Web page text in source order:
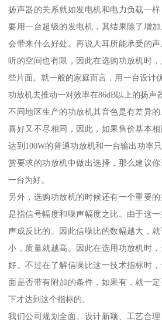
扬声器的关系就如发电机和电力负载一
要用一台超级的发电机，其结果除了增
会带来什么好处。再说人耳所能承受的
听的空间也有限，因此在选购功放机时
些片面。就一般的家庭而言，用一台设计
功放机去推动一对效率在86dB以上的扬声
不同地区生产的功放机其音色是有差异
喜好又不尽相同，因此，如果售价基本
达到100W的普通功放机和一台输出功率
赏要求的功放机中做出选择，那么建议
一台为好。
另外，选购功放机的时候还有一个重要
是指信号幅度和噪声幅度之比。由于这
声成反比的。因此信噪比的数幅越大，
小，质量就越高。因此在选用功放机时
好。不过在了解信噪比这一技术指标时
面是否带有附加的条件，如果有，就一
下才达到这个指标的。
我们公司规划全面、设计新颖、工艺合